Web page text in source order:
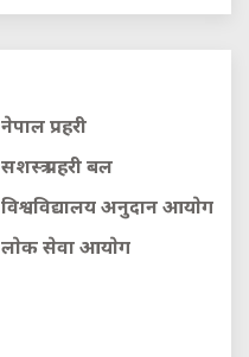
नेपाल प्रहरी
सशस्त्र प्रहरी बल
विश्वविद्यालय अनुदान आयाेग
लाेक सेवा आयाेग